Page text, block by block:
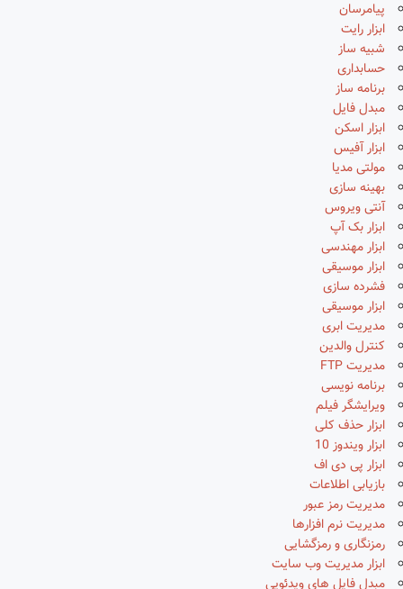
پیامرسان
ابزار رایت
شبیه ساز
حسابداری
برنامه ساز
مبدل فایل
ابزار اسکن
ابزار آفیس
مولتی مدیا
بهینه سازی
آنتی ویروس
ابزار بک آپ
ابزار مهندسی
ابزار موسیقی
فشرده سازی
ابزار موسیقی
مدیریت ابری
کنترل والدین
مدیریت FTP
برنامه نویسی
ویرایشگر فیلم
ابزار حذف کلی
ابزار ویندوز 10
ابزار پی دی اف
بازیابی اطلاعات
مدیریت رمز عبور
مدیریت نرم افزارها
رمزنگاری و رمزگشایی
ابزار مدیریت وب سایت
مبدل فایل های ویدئویی